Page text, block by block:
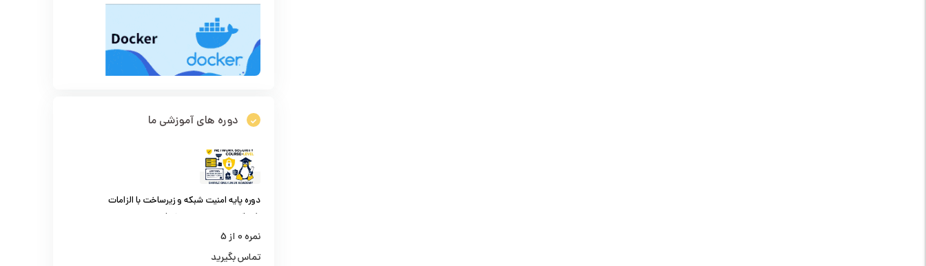
دوره های آموزشی ما
دوره پایه امنیت شبکه و زیرساخت با الزامات
افتا (کارشناس امنیت شبکه)
نمره0 از 5
تماس بگیرید